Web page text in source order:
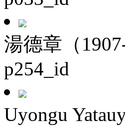
湯德章（1907-
p254_id
Uyongu